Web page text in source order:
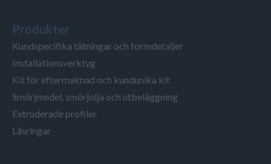
Produkter
Kundspecifika tätningar och formdetaljer
Installationsverktyg
Kit för eftermaknad och kundunika kit
Smörjmedel, smörjolja och utbeläggning
Extruderade profiler
Låsringar